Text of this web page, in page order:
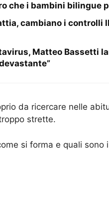
che i bambini bilingue
cambiano i controlli
Matteo Bassetti
da ricercare nelle
strette.
si forma e quali sono